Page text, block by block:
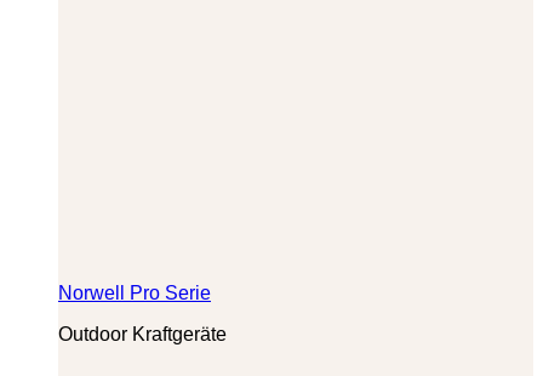
Norwell Pro Serie
Outdoor Kraftgeräte